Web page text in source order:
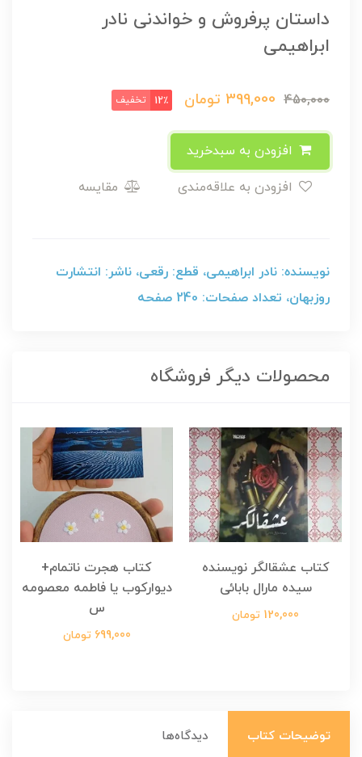
داستان پرفروش و خواندنی نادر
ابراهیمی
450,000
399,000 تومان 12٪ تخفیف
مقایسه
نویسنده: نادر ابراهیمی، قطع: رقعی، ناشر: انتشارت
روزبهان، تعداد صفحات: 240 صفحه
محصولات دیگر فروشگاه
کتاب عشقالگر نویسنده
سیده مارال بابائی
120,000 تومان
کتاب هجرت ناتمام+
دیوارکوب یا فاطمه معصومه
س
699,000 تومان
توضیحات کتاب دیدگاه‌ها